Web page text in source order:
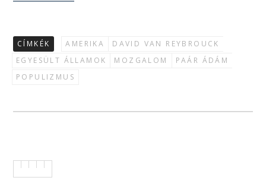
CÍMKÉK AMERIKA
DAVID VAN REYBROUCK
EGYESÜLT ÁLLAMOK
MOZGALOM
PAÁR ÁDÁM
POPULIZMUS